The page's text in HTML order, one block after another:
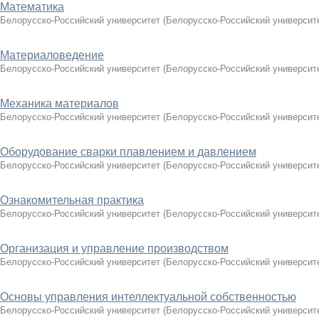
Математика
Белорусско-Российский университет (Белорусско-Российский
Материаловедение
Белорусско-Российский университет (Белорусско-Российский
Механика материалов
Белорусско-Российский университет (Белорусско-Российский
Оборудование сварки плавлением и давлением
Белорусско-Российский университет (Белорусско-Российский
Ознакомительная практика
Белорусско-Российский университет (Белорусско-Российский
Организация и управление производством
Белорусско-Российский университет (Белорусско-Российский
Основы управления интеллектуальной собственностью
Белорусско-Российский университет (Белорусско-Российский